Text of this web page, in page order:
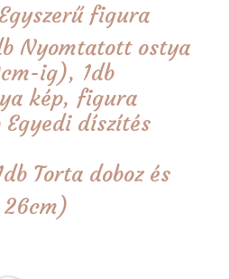
figura
Nyomtatott ostya
ig), 1db
kép, figura
díszítés
Torta doboz és